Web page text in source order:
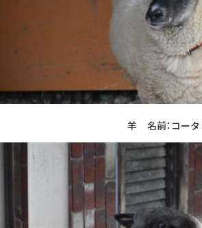
羊 名前：コータ